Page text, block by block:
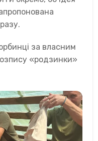
за власним
«родзинки»